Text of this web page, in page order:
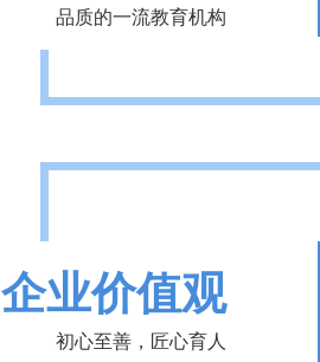
品质的一流教育机构
企业价值观
初心至善，匠心育人